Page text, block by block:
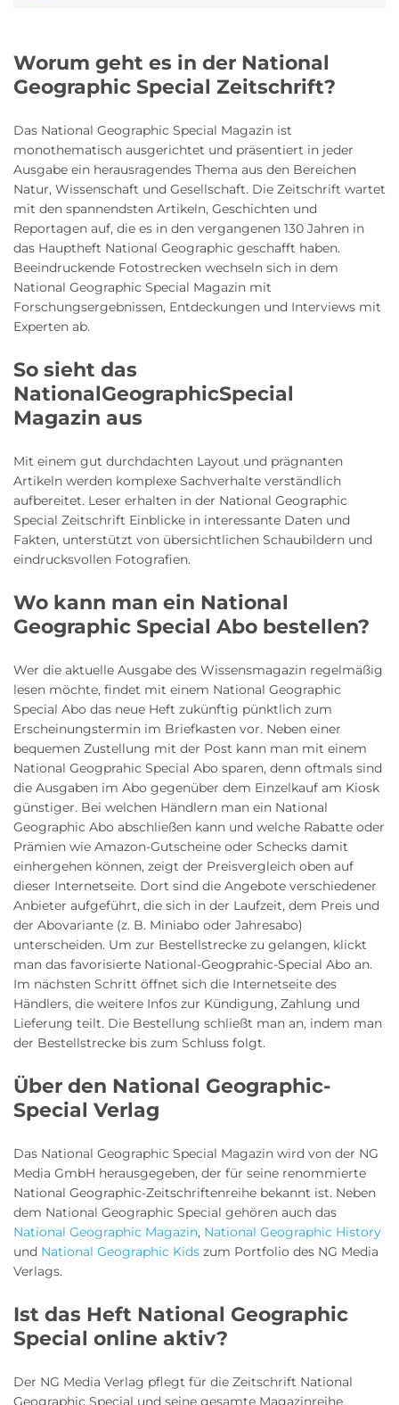
Worum geht es in der National
Geographic Special Zeitschrift?
Das National Geographic Special Magazin ist
monothematisch ausgerichtet und präsentiert in jeder
Ausgabe ein herausragendes Thema aus den Bereichen
Natur, Wissenschaft und Gesellschaft. Die Zeitschrift wartet
mit den spannendsten Artikeln, Geschichten und
Reportagen auf, die es in den vergangenen 130 Jahren in
das Hauptheft National Geographic geschafft haben.
Beeindruckende Fotostrecken wechseln sich in dem
National Geographic Special Magazin mit
Forschungsergebnissen, Entdeckungen und Interviews mit
Experten ab.
So sieht das
NationalGeographicSpecial
Magazin aus
Mit einem gut durchdachten Layout und prägnanten
Artikeln werden komplexe Sachverhalte verständlich
aufbereitet. Leser erhalten in der National Geographic
Special Zeitschrift Einblicke in interessante Daten und
Fakten, unterstützt von übersichtlichen Schaubildern und
eindrucksvollen Fotografien.
Wo kann man ein National
Geographic Special Abo bestellen?
Wer die aktuelle Ausgabe des Wissensmagazin regelmäßig
lesen möchte, findet mit einem National Geographic
Special Abo das neue Heft zukünftig pünktlich zum
Erscheinungstermin im Briefkasten vor. Neben einer
bequemen Zustellung mit der Post kann man mit einem
National Geogprahic Special Abo sparen, denn oftmals sind
die Ausgaben im Abo gegenüber dem Einzelkauf am Kiosk
günstiger. Bei welchen Händlern man ein National
Geographic Abo abschließen kann und welche Rabatte oder
Prämien wie Amazon-Gutscheine oder Schecks damit
einhergehen können, zeigt der Preisvergleich oben auf
dieser Internetseite. Dort sind die Angebote verschiedener
Anbieter aufgeführt, die sich in der Laufzeit, dem Preis und
der Abovariante (z. B. Miniabo oder Jahresabo)
unterscheiden. Um zur Bestellstrecke zu gelangen, klickt
man das favorisierte National-Geogprahic-Special Abo an.
Im nächsten Schritt öffnet sich die Internetseite des
Händlers, die weitere Infos zur Kündigung, Zahlung und
Lieferung teilt. Die Bestellung schließt man an, indem man
der Bestellstrecke bis zum Schluss folgt.
Über den National Geographic-
Special Verlag
Das National Geographic Special Magazin wird von der NG
Media GmbH herausgegeben, der für seine renommierte
National Geographic-Zeitschriftenreihe bekannt ist. Neben
dem National Geographic Special gehören auch das
National Geographic Magazin, National Geographic History
und National Geographic Kids zum Portfolio des NG Media
Verlags.
Ist das Heft National Geographic
Special online aktiv?
Der NG Media Verlag pflegt für die Zeitschrift National
Geographic Special und seine gesamte Magazinreihe